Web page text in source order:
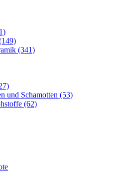
(341)
und Schamotten (53)
(62)